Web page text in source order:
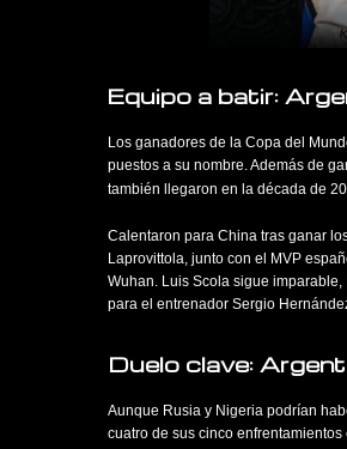
Equipo a batir:
Los ganadores de la Copa del
puestos a su nombre. Además de
también llegaron en la década de
Calentaron para China tras ganar
Laprovittola, junto con el MVP
Wuhan. Luis Scola sigue
para el entrenador Sergio
Duelo clave:
Aunque Rusia y Nigeria podrían
cuatro de sus cinco